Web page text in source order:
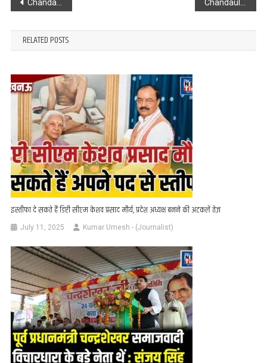
navigation
Chandauli : छोटा भाई हुआ लापता, बड़े भाई पर है शक, एसपी से शिकायत के बाद भी नहीं हुई कोई कार्यवाई
RELATED POSTS
इस्तीफा दे सकते हैं डिप्टी सीएम केशव प्रसाद मौर्य, प्रदेश अध्यक्ष बनने की अटकलें तेज़
July 11, 2025 Kumar Umesh - (Journalist)